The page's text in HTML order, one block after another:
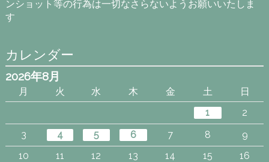
ンショット等の行為は一切なさらないようお願いいたしま
す
カレンダー
2026年8月
月 火 水 木 金 土
日
1
2
3
4 5 6 7 8
9
10
11 12 13 14 15
16